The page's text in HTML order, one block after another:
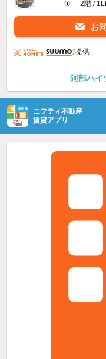
2階 /
お
提供
阿部ハイ
ニフティ不動産
賃貸アプリ